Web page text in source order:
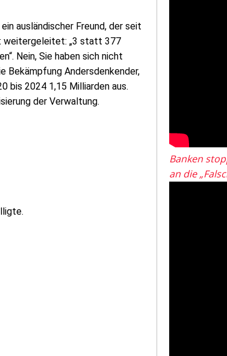
ausländischer Freund, der seit
weitergeleitet: „3 statt 377
Nein, Sie haben sich nicht
Bekämpfung Andersdenkender,
bis 2024 1,15 Milliarden aus.
der Verwaltung.
Banken
an die